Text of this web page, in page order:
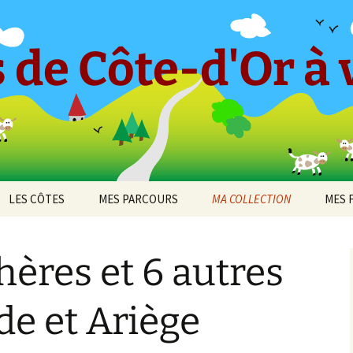
de Côte-d'Or à
LES CÔTES
Bel-Air
Bouze-lès-Beaune
CÔTE ET HAUTES CÔTES Arcenant
Bruant Est
DIJON Darois
MES PARCOURS
Parcours 2017 [1]
Parcours 2017 [2]
Parcours 2019 [1]
MA COLLECTION
2011
MES
et 6 autres
et Ariège